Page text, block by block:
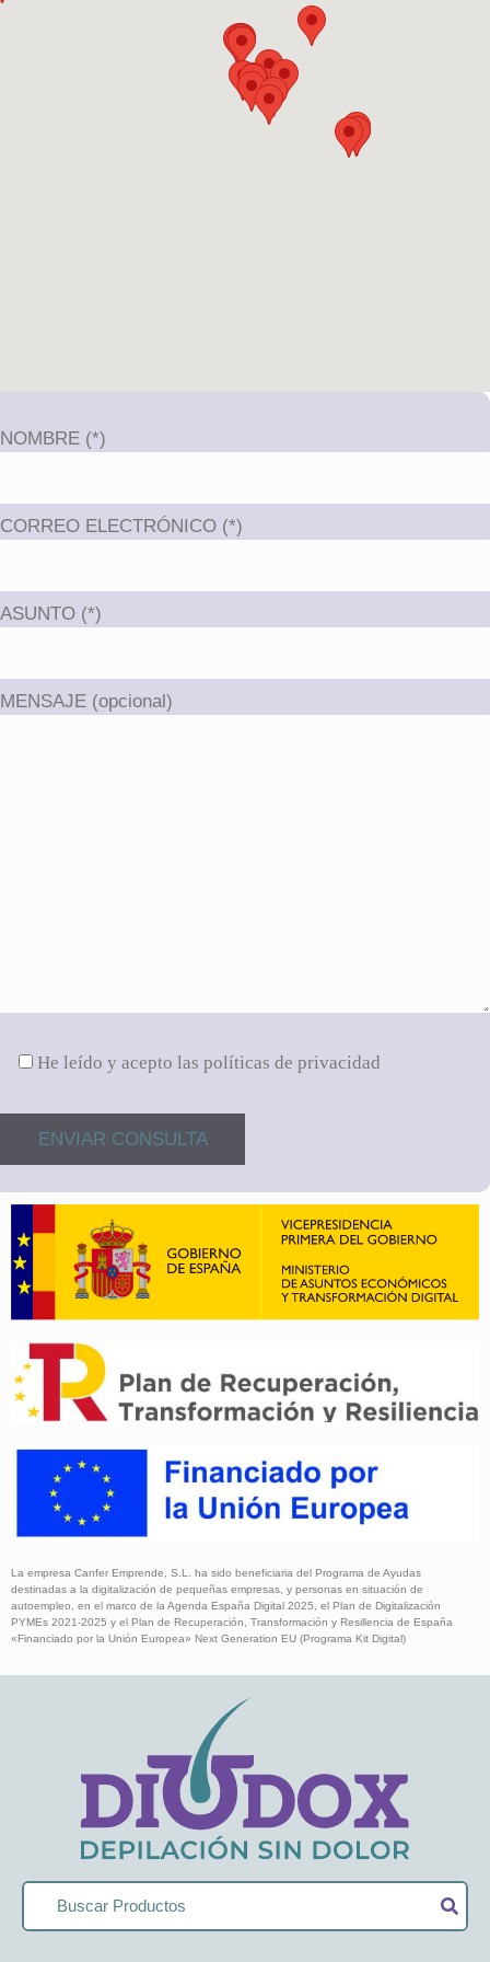
NOMBRE (*)
CORREO ELECTRÓNICO (*)
ASUNTO (*)
MENSAJE (opcional)
He leído y acepto las políticas de privacidad
La empresa Canfer Emprende, S.L. ha sido beneficiaria del Programa de Ayudas
destinadas a la digitalización de pequeñas empresas, y personas en situación de
autoempleo, en el marco de la Agenda España Digital 2025, el Plan de Digitalización
PYMEs 2021-2025 y el Plan de Recuperación, Transformación y Resillencia de España
«Financiado por la Unión Europea» Next Generation EU (Programa Kit Digital)